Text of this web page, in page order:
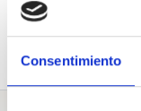
Consentimiento
Respuestas